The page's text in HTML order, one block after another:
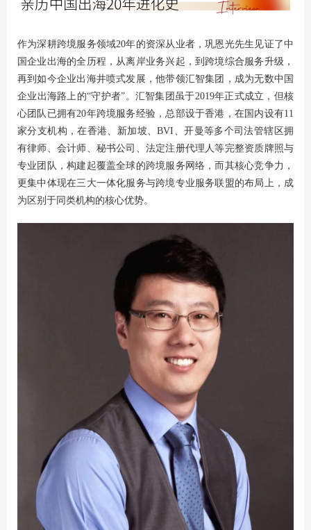
作为深耕跨境服务领域20年的资深从业者，巩恩光先生见证了中
国企业出海的全历程，从离岸业务兴起，到跨境综合服务升级，
再到如今企业出海井喷式发展，他带领汇智集团，成为无数中国
企业出海路上的“守护者”。汇智集团虽于2019年正式成立，但核
心团队已拥有20年跨境服务经验，总部设于香港，在国内设有11
家分支机构，在香港、新加坡、BVI、开曼等多个司法管辖区拥
有律师、会计师、秘书公司、法定注册代理人等完整资质牌照与
专业团队，构建起覆盖全球的跨境服务网络，而其核心竞争力，
更集中体现在三大一体化服务与跨境专业服务联盟的布局上，成
为区别于同类机构的核心优势。